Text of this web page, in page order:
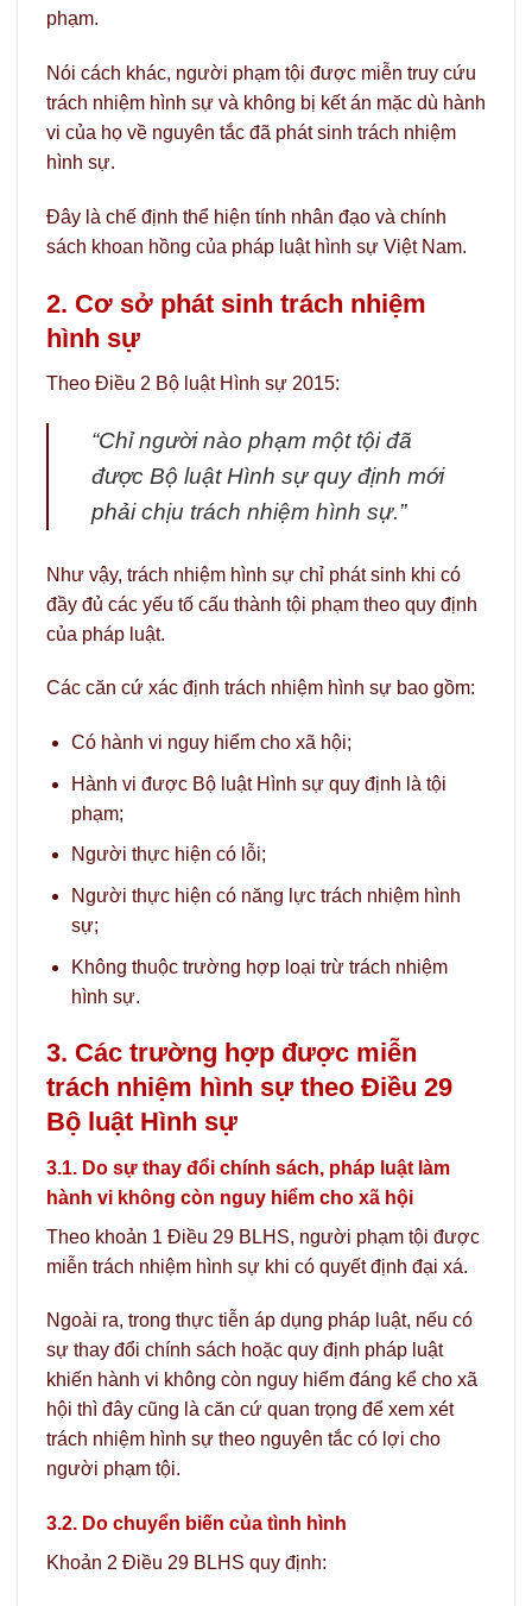
phạm.
Nói cách khác, người phạm tội được miễn truy cứu
trách nhiệm hình sự và không bị kết án mặc dù hành
vi của họ về nguyên tắc đã phát sinh trách nhiệm
hình sự.
Đây là chế định thể hiện tính nhân đạo và chính
sách khoan hồng của pháp luật hình sự Việt Nam.
2. Cơ sở phát sinh trách nhiệm
hình sự
Theo Điều 2 Bộ luật Hình sự 2015:
“Chỉ người nào phạm một tội đã
được Bộ luật Hình sự quy định mới
phải chịu trách nhiệm hình sự.”
Như vậy, trách nhiệm hình sự chỉ phát sinh khi có
đầy đủ các yếu tố cấu thành tội phạm theo quy định
của pháp luật.
Các căn cứ xác định trách nhiệm hình sự bao gồm:
Có hành vi nguy hiểm cho xã hội;
Hành vi được Bộ luật Hình sự quy định là tội
phạm;
Người thực hiện có lỗi;
Người thực hiện có năng lực trách nhiệm hình
sự;
Không thuộc trường hợp loại trừ trách nhiệm
hình sự.
3. Các trường hợp được miễn
trách nhiệm hình sự theo Điều 29
Bộ luật Hình sự
3.1. Do sự thay đổi chính sách, pháp luật làm
hành vi không còn nguy hiểm cho xã hội
Theo khoản 1 Điều 29 BLHS, người phạm tội được
miễn trách nhiệm hình sự khi có quyết định đại xá.
Ngoài ra, trong thực tiễn áp dụng pháp luật, nếu có
sự thay đổi chính sách hoặc quy định pháp luật
khiến hành vi không còn nguy hiểm đáng kể cho xã
hội thì đây cũng là căn cứ quan trọng để xem xét
trách nhiệm hình sự theo nguyên tắc có lợi cho
người phạm tội.
3.2. Do chuyển biến của tình hình
Khoản 2 Điều 29 BLHS quy định: